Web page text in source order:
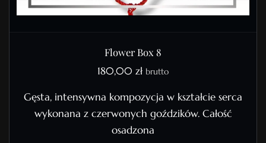
Flower Box 8
180,00 zł brutto
Gęsta, intensywna kompozycja w kształcie serca
wykonana z czerwonych goździków. Całość
osadzona